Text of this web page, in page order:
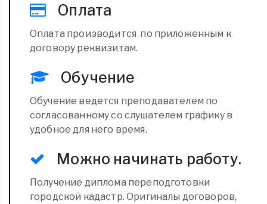
Оплата
Оплата производится по приложенным к
договору реквизитам.
Обучение
Обучение ведется преподавателем по
согласованному со слушателем графику в
удобное для него время.
Можно начинать работу.
Получение диплома переподготовки
городской кадастр. Оригиналы договоров,